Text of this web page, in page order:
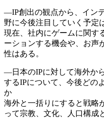
―IP創出の観点から、イン
野に今後注目していく予定
現在、社内にゲームに関す
ーションする機会や、お声
性はある。
―日本のIPに対して海外か
するIPについて、今後どの
か
海外と一括りにすると戦略
って宗教、文化、人口構成